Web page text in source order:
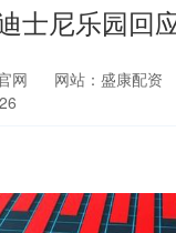
士尼乐园回
网 网站：盛康配资